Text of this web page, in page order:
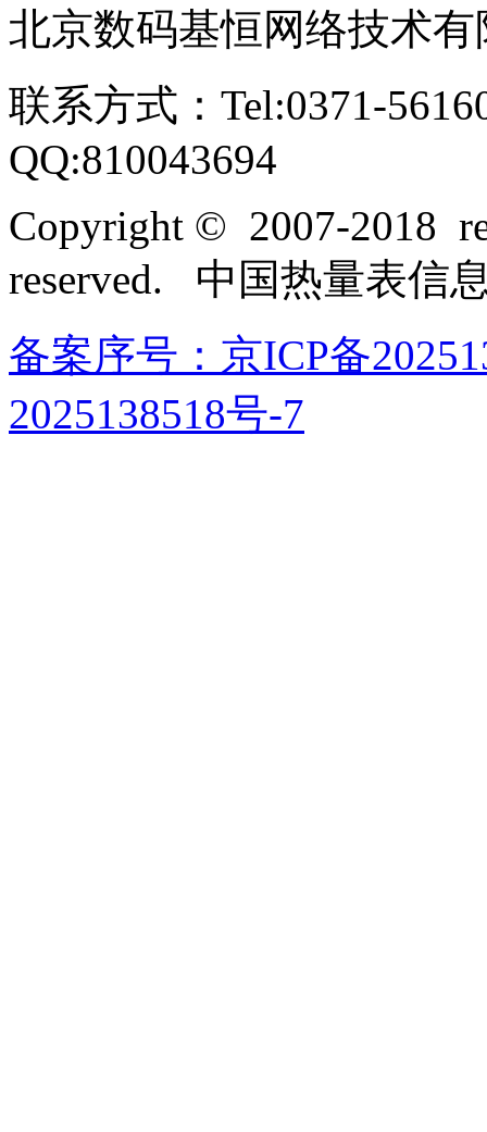
北京数码基恒网络技术有
联系方式：Tel:0371-
QQ:810043694
Copyright © 2007-2018
reserved. 中国热量表信
备案序号：京ICP备
2025138518号-7